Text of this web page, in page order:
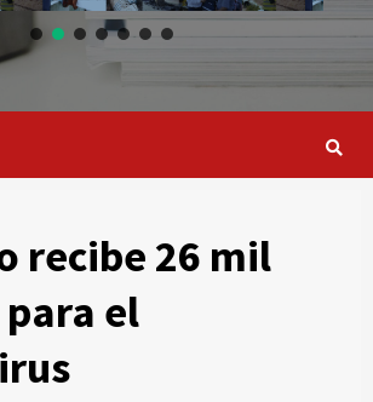
recibe 26 mil
el